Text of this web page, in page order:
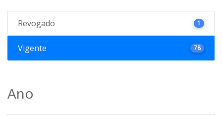
Revogado 1
Vigente 78
Ano